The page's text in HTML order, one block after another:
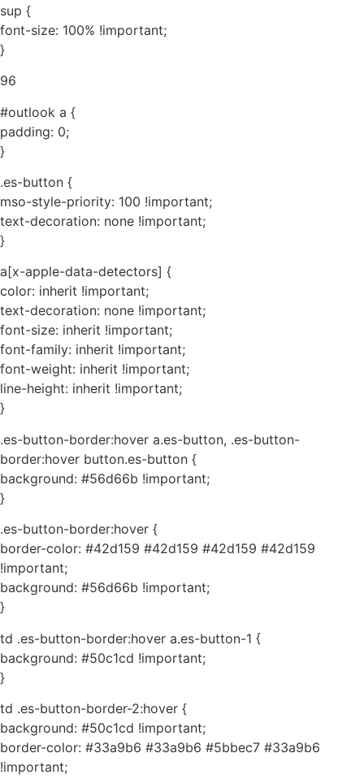
sup {
font-size: 100% !important;
}
96
#outlook a {
padding: 0;
}
.es-button {
mso-style-priority: 100 !important;
text-decoration: none !important;
}
a[x-apple-data-detectors] {
color: inherit !important;
text-decoration: none !important;
font-size: inherit !important;
font-family: inherit !important;
font-weight: inherit !important;
line-height: inherit !important;
}
.es-button-border:hover a.es-button, .es-button-
border:hover button.es-button {
background: #56d66b !important;
}
.es-button-border:hover {
border-color: #42d159 #42d159 #42d159 #42d159
!important;
background: #56d66b !important;
}
td .es-button-border:hover a.es-button-1 {
background: #50c1cd !important;
}
td .es-button-border-2:hover {
background: #50c1cd !important;
border-color: #33a9b6 #33a9b6 #5bbec7 #33a9b6
!important;